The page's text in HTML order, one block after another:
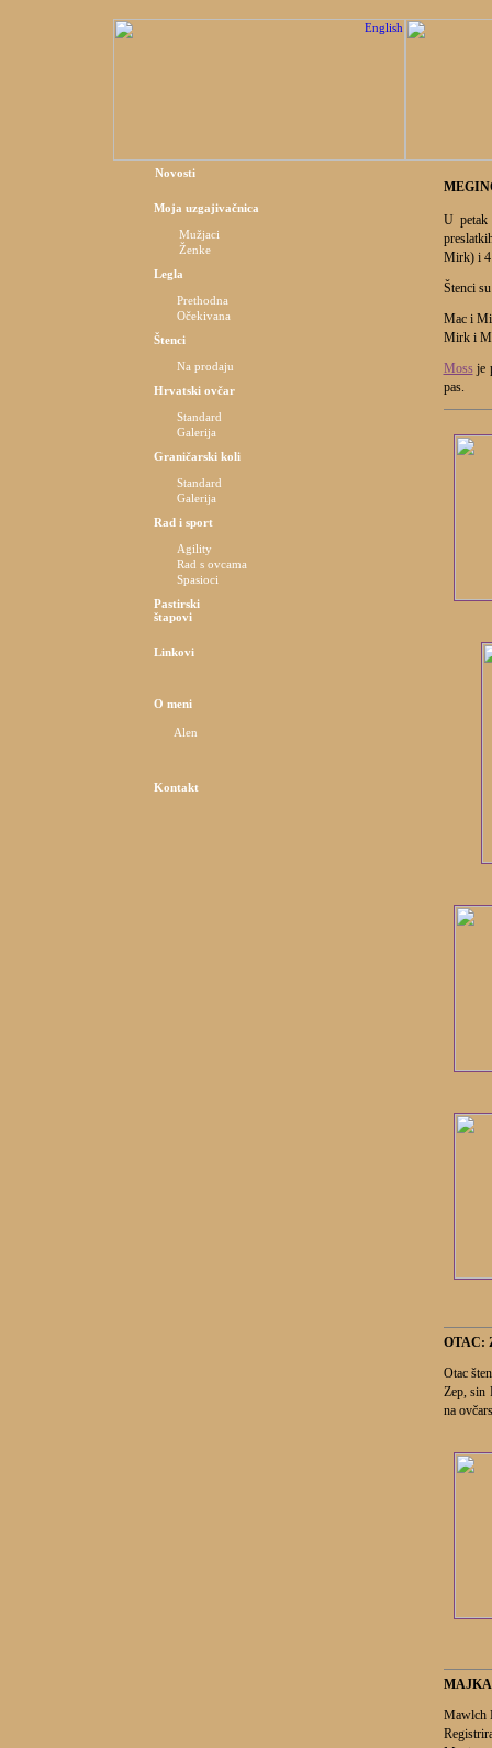
Novosti
Moja uzgajivačnica
Mužjaci
Ženke
Legla
Prethodna
Očekivana
Štenci
Na prodaju
Hrvatski ovčar
Standard
Galerija
Graničarski koli
Standard
Galerija
Rad i sport
Agility
Rad s ovcama
Spasioci
Pastirski
štapovi
Linkovi
O meni
Alen
Kontakt
U
Mirk) i 4
Štenci
Mac i
Mirk i
Moss je
pas.
OTAC:
Otac
Zep, sin
na
Mawlch